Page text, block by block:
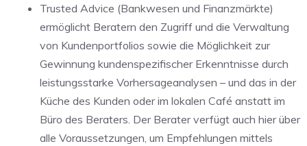
Trusted Advice (Bankwesen und Finanzmärkte)
ermöglicht Beratern den Zugriff und die Verwaltung
von Kundenportfolios sowie die Möglichkeit zur
Gewinnung kundenspezifischer Erkenntnisse durch
leistungsstarke Vorhersageanalysen – und das in der
Küche des Kunden oder im lokalen Café anstatt im
Büro des Beraters. Der Berater verfügt auch hier über
alle Voraussetzungen, um Empfehlungen mittels